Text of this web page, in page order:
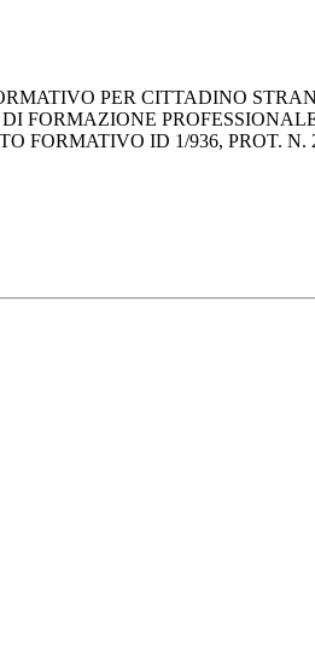
PER CITTADINO
DI FORMAZIONE
FORMATIVO ID 1/936, PROT. N.